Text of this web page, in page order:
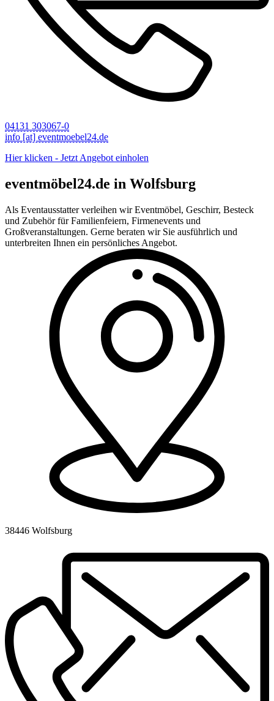
04131 303067-0
info [at] eventmoebel24.de
Hier klicken - Jetzt Angebot einholen
eventmöbel24.de in Wolfsburg
Als Eventausstatter verleihen wir Eventmöbel, Geschirr, Besteck
und Zubehör für Familienfeiern, Firmenevents und
Großveranstaltungen. Gerne beraten wir Sie ausführlich und
unterbreiten Ihnen ein persönliches Angebot.
38446 Wolfsburg